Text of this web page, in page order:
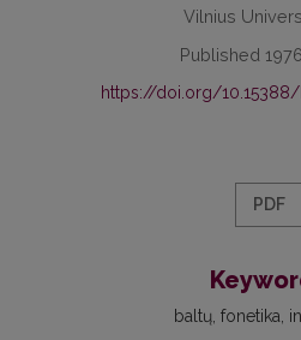
Vilnius
Published
https://doi.org/10.15388/
PDF
baltų fonetika